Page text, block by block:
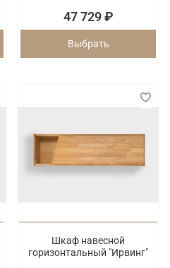
47 729 ₽
Выбрать
Шкаф навесной
горизонтальный "Ирвинг"